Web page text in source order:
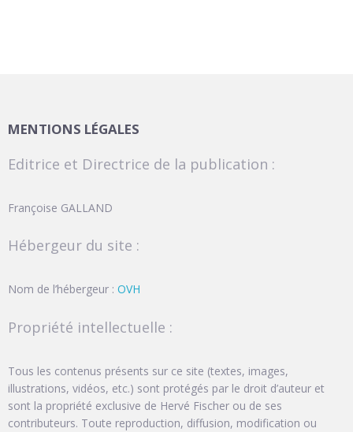
MENTIONS LÉGALES
Editrice et Directrice de la publication :
Françoise GALLAND
Hébergeur du site :
Nom de l’hébergeur : OVH
Propriété intellectuelle :
Tous les contenus présents sur ce site (textes, images,
illustrations, vidéos, etc.) sont protégés par le droit d’auteur et
sont la propriété exclusive de Hervé Fischer ou de ses
contributeurs. Toute reproduction, diffusion, modification ou